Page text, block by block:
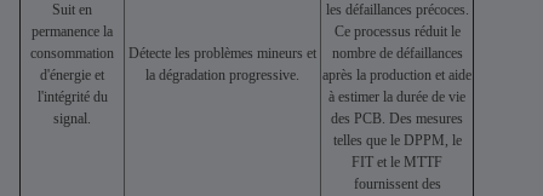
Suit en
permanence la
consommation
d'énergie et
l'intégrité du
signal.
Détecte les problèmes mineurs et
la dégradation progressive.
les défaillances précoces.
Ce processus réduit le
nombre de défaillances
après la production et aide
à estimer la durée de vie
des PCB. Des mesures
telles que le DPPM, le
FIT et le MTTF
fournissent des